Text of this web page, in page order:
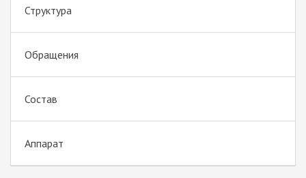
Структура
Обращения
Состав
Аппарат